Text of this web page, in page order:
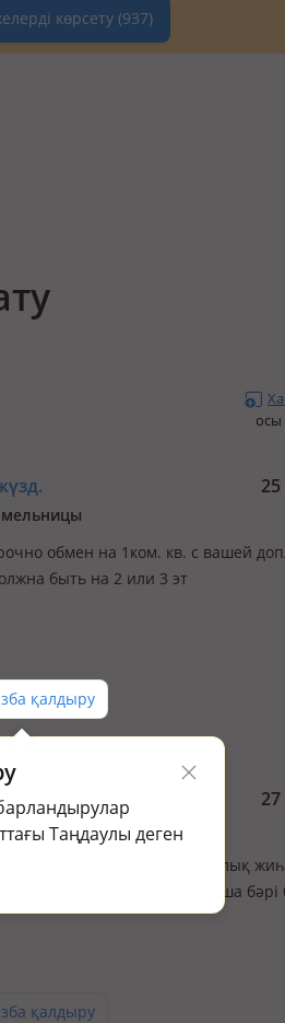
көрсету (937)
осы
обмен на 1ком. кв. с вашей
быть на 2 или 3 эт
қалдыру
Таңдаулы деген
жүзд.
магистральды, төбесі 3м., толық
үй толық біткен бау бақша бәрі
бәрі жақын орналасқан үй пад
трасса ның шетінде
қалдыру